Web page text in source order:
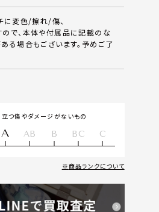
に変色/擦れ/傷、
で、本体や付属品に記載のな
る場合もございます。予めご了
つ傷やダメージがないもの
A AB B BC C
商品ランクについて